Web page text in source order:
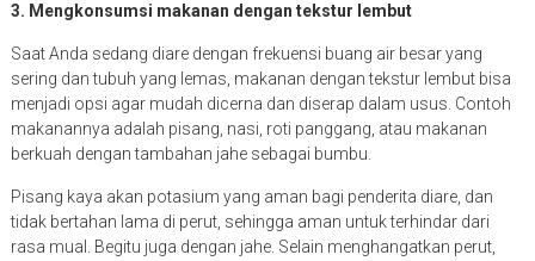
3. Mengkonsumsi makanan dengan tekstur lembut
Saat Anda sedang diare dengan frekuensi buang air besar yang
sering dan tubuh yang lemas, makanan dengan tekstur lembut bisa
menjadi opsi agar mudah dicerna dan diserap dalam usus. Contoh
makanannya adalah pisang, nasi, roti panggang, atau makanan
berkuah dengan tambahan jahe sebagai bumbu.
Pisang kaya akan potasium yang aman bagi penderita diare, dan
tidak bertahan lama di perut, sehingga aman untuk terhindar dari
rasa mual. Begitu juga dengan jahe. Selain menghangatkan perut,